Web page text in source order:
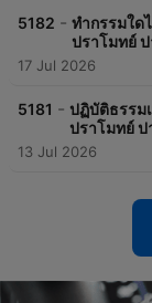
5182 - ทำกรรมใด
ปราโมทย์
17 Jul 2026
5181 - ปฏิบัติธรรม
ปราโมทย์
13 Jul 2026